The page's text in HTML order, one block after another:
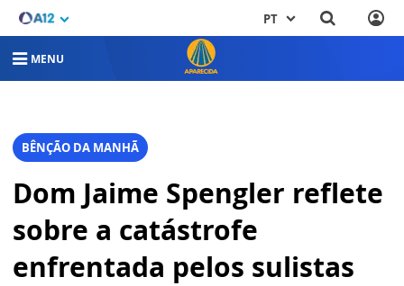
PT
MENU
BÊNÇÃO DA MANHÃ
Dom Jaime Spengler reflete
sobre a catástrofe
enfrentada pelos sulistas